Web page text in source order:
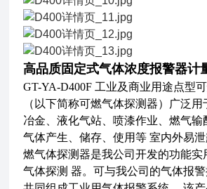
高品质固定式气体浓度报警器计
GT-YA-D400F 工业及商业用途点型
（以下简称可燃气体探测器）广泛
冶金、液化气站、喷漆作业、燃气输
气体产生、储存、使用等室内外易
燃气体探测器是我公司开发的功能实
气体探测器。可与我公司的气体报